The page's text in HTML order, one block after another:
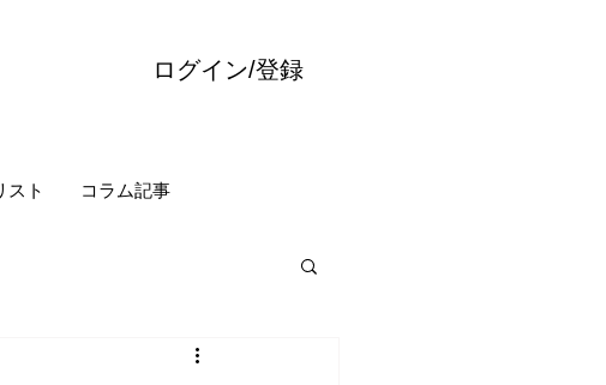
ログイン/登録
スト コラム記事